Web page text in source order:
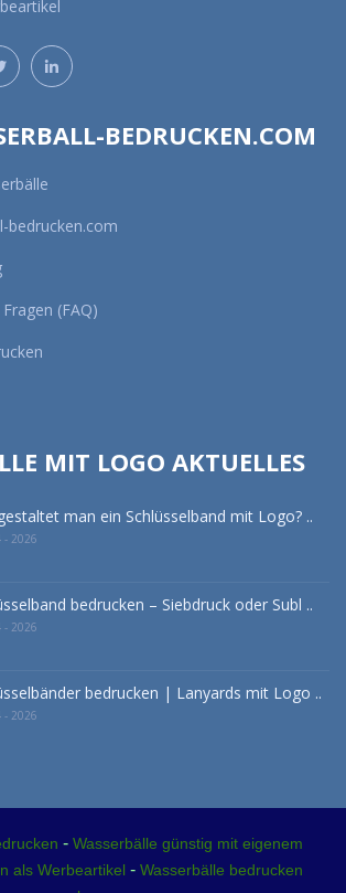
BEDRUCKEN.COM
bedrucken.com
(FAQ)
MIT LOGO AKTUELLES
man ein Schlüsselband mit Logo? ..
- 2026
bedrucken – Siebdruck oder Subl ..
- 2026
bedrucken | Lanyards mit Logo ..
- 2026
- Wasserbälle günstig mit eigenem
als Werbeartikel - Wasserbälle bedrucken